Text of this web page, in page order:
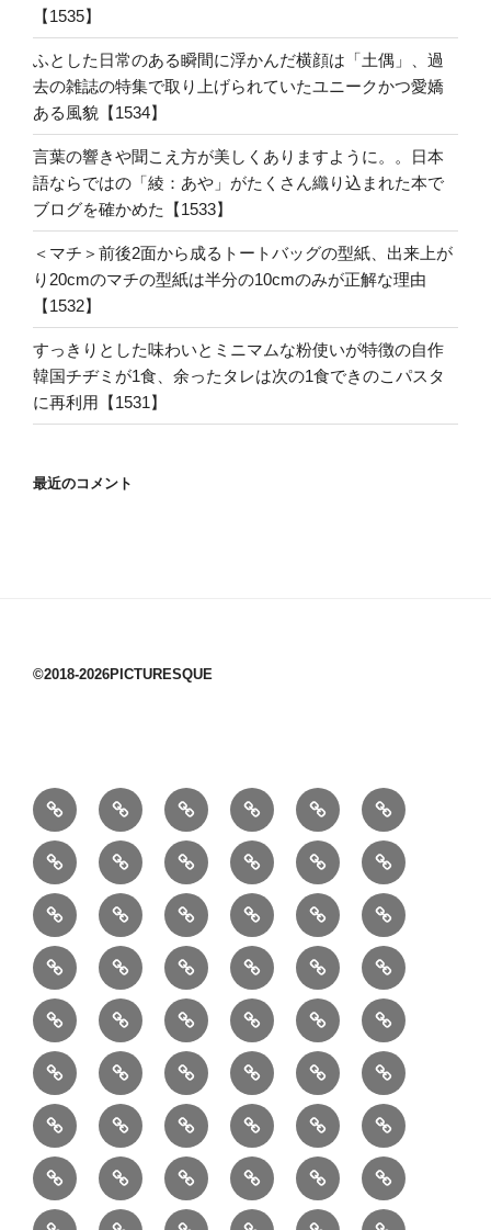
【1535】
ふとした日常のある瞬間に浮かんだ横顔は「土偶」、過
去の雑誌の特集で取り上げられていたユニークかつ愛嬌
ある風貌【1534】
言葉の響きや聞こえ方が美しくありますように。。日本
語ならではの「綾：あや」がたくさん織り込まれた本で
ブログを確かめた【1533】
＜マチ＞前後2面から成るトートバッグの型紙、出来上が
り20cmのマチの型紙は半分の10cmのみが正解な理由
【1532】
すっきりとした味わいとミニマムな粉使いが特徴の自作
韓国チヂミが1食、余ったタレは次の1食できのこパスタ
に再利用【1531】
最近のコメント
©2018-2026PICTURESQUE
1/10：
材
料
10/10：
ジ
ュ
エ
リ
ー
2/10：
製
作
3/10：
は
ぎ
れ
4/10：
Ｈ
Ｍ
Ｂ
教
室
5/10：
事
業
6/10：
読
書
7/10：
食・
健
康
8/10：
リ
フ
ォ
ー
ム
9/10：
コ
ー
デ
creema
で
販
売
中
の
ハ
ン
ド
メ
イ
ド
バ
ッ
①
入
園
バ
ッ
グ
セ
ッ
ト
②
半
月
型
③
巾
着
袋
（縦
長）
④
巾
着
袋
（小）
⑤
巾
着
シ
ョ
ル
ダ
ー
⑥
小
動
物
用
小
物
⑦
リ
ュ
ッ
ク
⑧
メ
ッ
セ
ン
ジ
ャ
ー
⑨
ミ
シ
ン
カ
バ
ー
⑩
マ
チ
無
し
シ
ョ
ル
ダ
ー
⑪
マ
ス
ク
⑫
ポ
ー
チ
⑬
ボ
デ
ィ
ー
バ
ッ
グ
⑭
ボ
ッ
ク
ス
型
⑮
ボ
ス
ト
ン
⑯
ヘ
ル
メ
ッ
ト
バ
ッ
⑰
ピ
ン
タ
ッ
ク
バ
ッ
⑱
ビ
ジ
ネ
ス
バ
ッ
グ
⑲
バ
ニ
テ
ィ
ー
⑳
ハ
ン
ド
バ
ッ
お
取
引
の
流
れ
お
問
合
せ
及
び
デ
ジ
タ
ル
コ
ン
デ
ジ
タ
ル
コ
ン
ブ
ロ
グ
プ
ラ
イ
バ
ラ
ン
デ
ィ
ル
ー
ル
レ
ン
タ
ル
レ
ン
タ
ル
㉑
イ
ン
テ
㉒
エ
㉓
楽
㉔
ナ
㉕
ド
㉖
ド
㉗
オ
㉘ ㉙ ㉚ ㉛ ㉜ 事